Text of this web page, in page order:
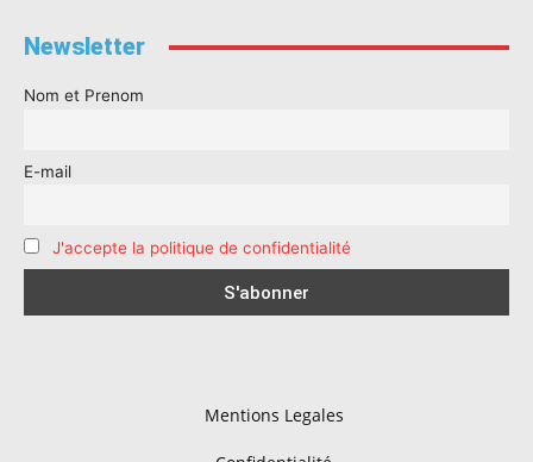
Newsletter
Nom et Prenom
E-mail
J'accepte la politique de confidentialité
Mentions Legales